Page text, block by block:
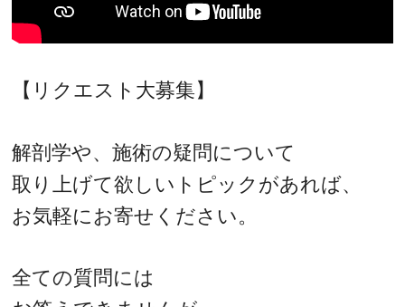
【リクエスト大募集】
解剖学や、施術の疑問について
取り上げて欲しいトピックがあれば、
お気軽にお寄せください。
全ての質問には